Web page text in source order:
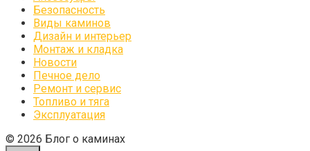
Безопасность
Виды каминов
Дизайн и интерьер
Монтаж и кладка
Новости
Печное дело
Ремонт и сервис
Топливо и тяга
Эксплуатация
© 2026 Блог о каминах